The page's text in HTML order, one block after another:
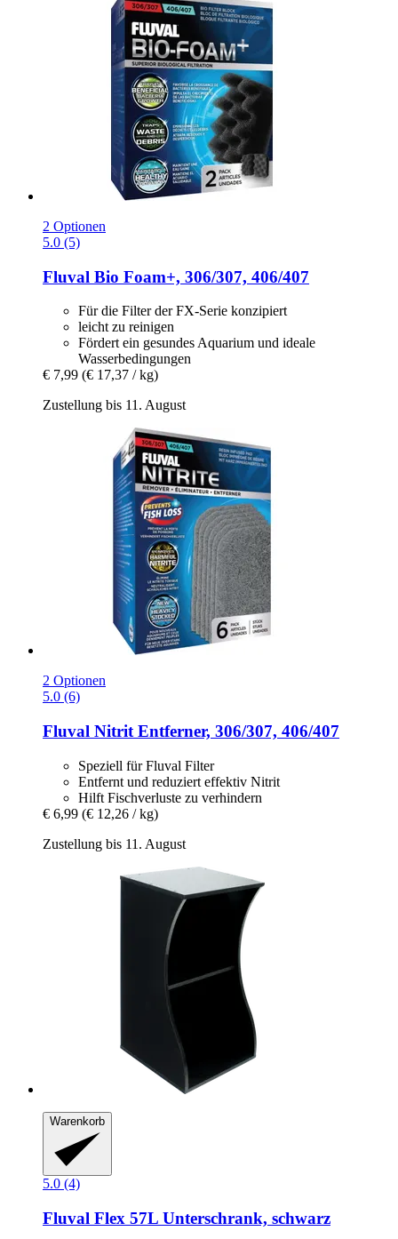
2 Optionen
5.0 (5)
Fluval Bio Foam+, 306/307, 406/407
Für die Filter der FX-Serie konzipiert
leicht zu reinigen
Fördert ein gesundes Aquarium und ideale
Wasserbedingungen
€ 7,99 (€ 17,37 / kg)
Zustellung bis 11. August
2 Optionen
5.0 (6)
Fluval Nitrit Entferner, 306/307, 406/407
Speziell für Fluval Filter
Entfernt und reduziert effektiv Nitrit
Hilft Fischverluste zu verhindern
€ 6,99 (€ 12,26 / kg)
Zustellung bis 11. August
Warenkorb
5.0 (4)
Fluval Flex 57L Unterschrank, schwarz